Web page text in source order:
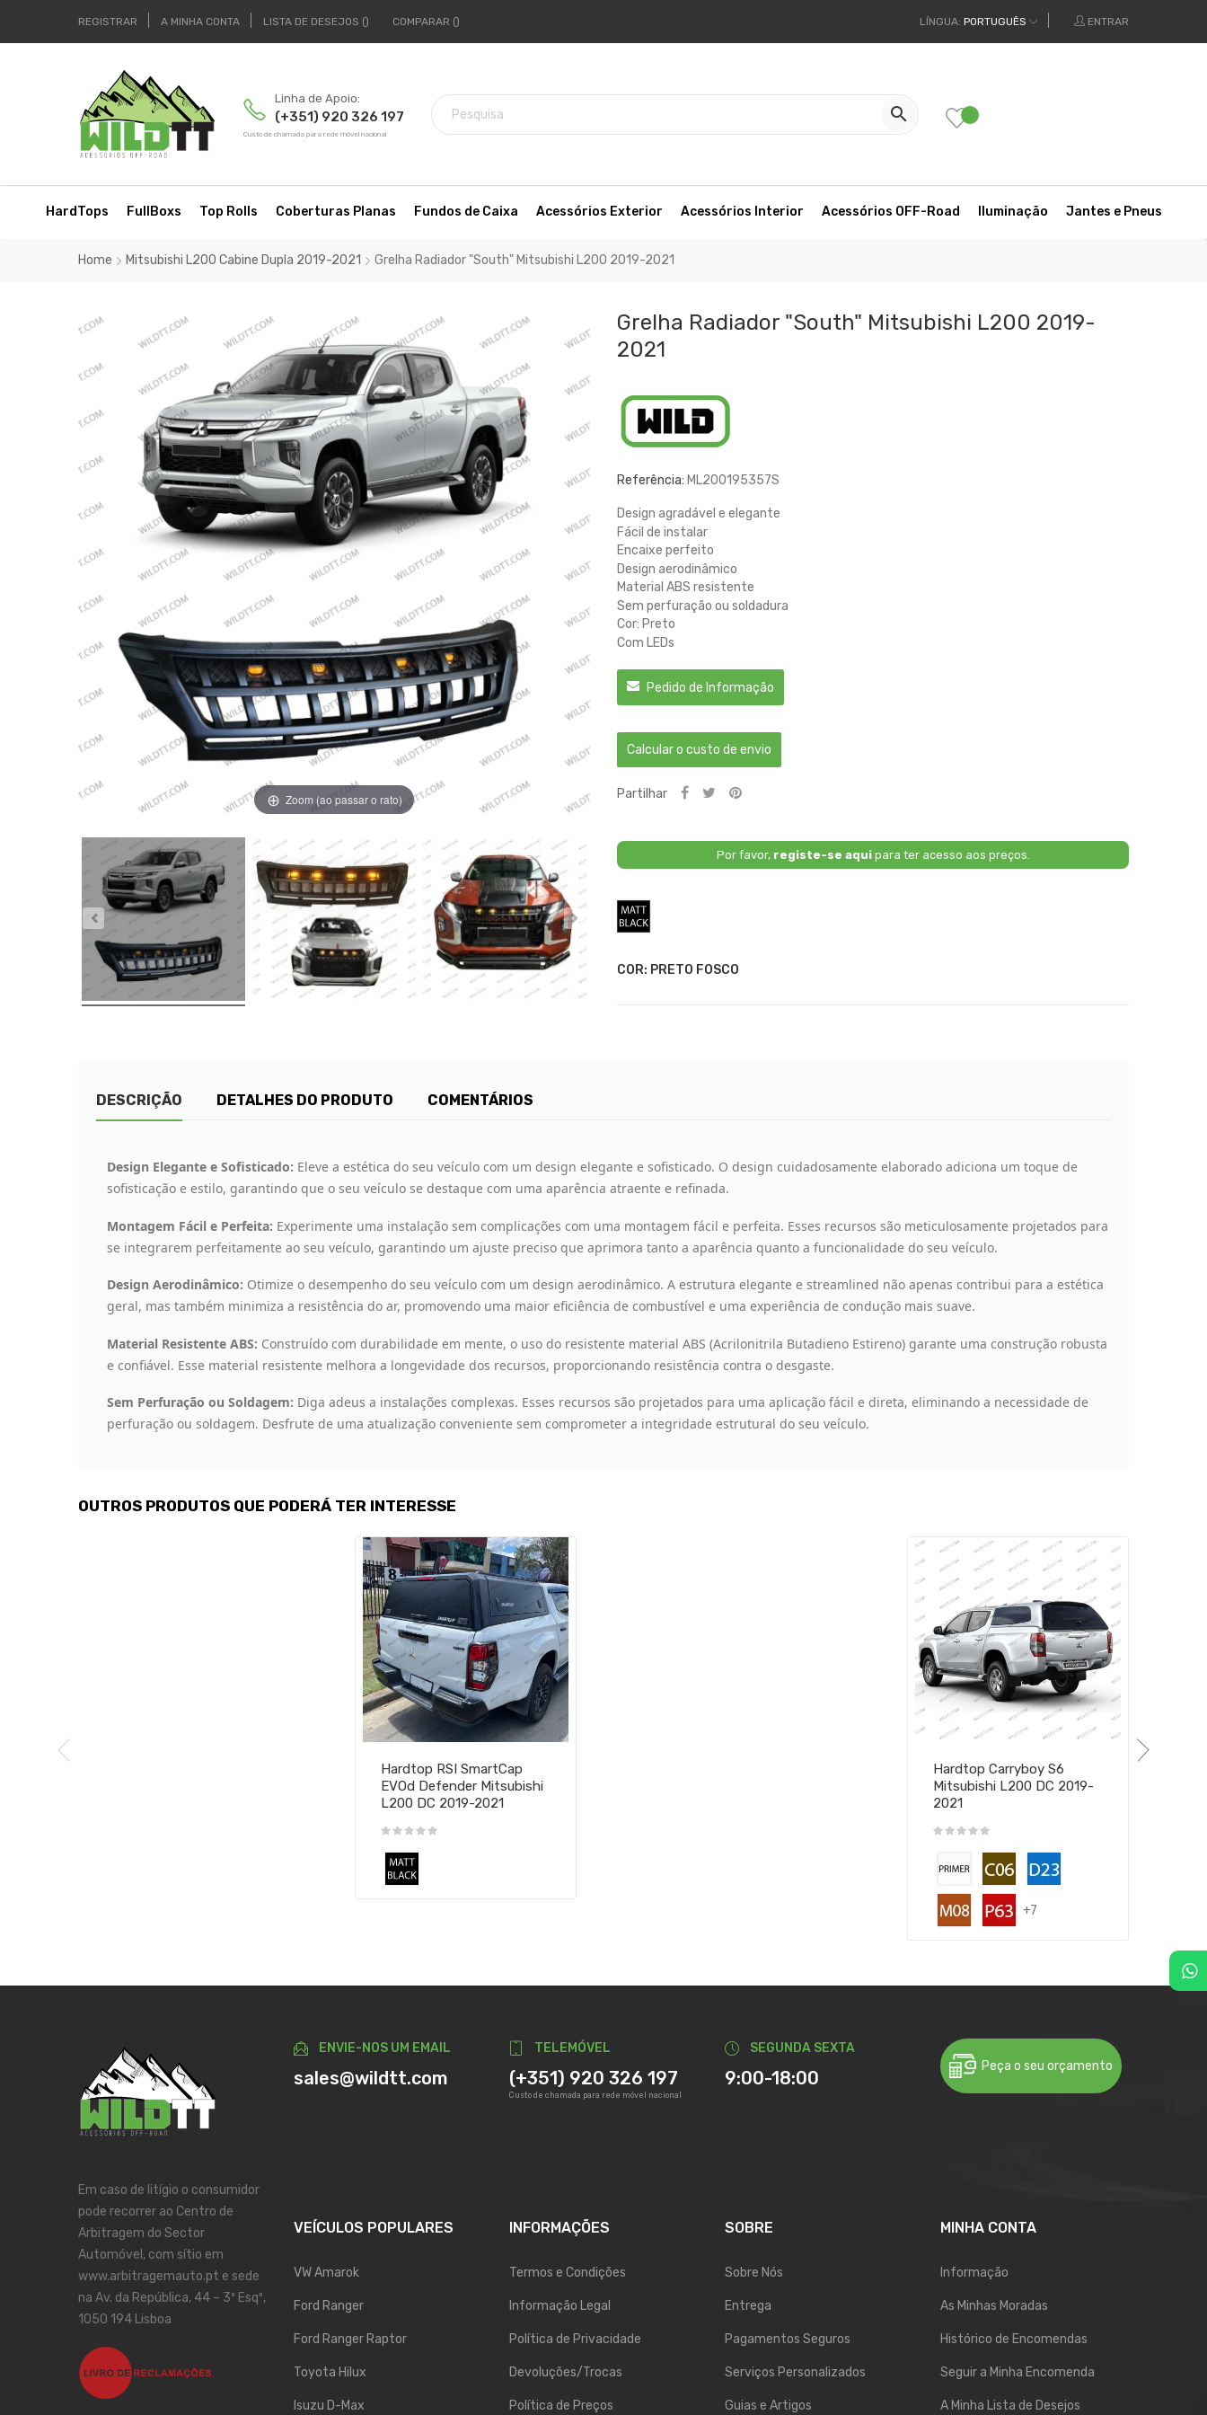
REGISTRAR A MINHA CONTA LISTA DE DESEJOS COMPARAR LÍNGUA: PORTUGUÊS ENTRAR
Linha de Apoio:
(+351) 920 326 197
Custo de chamada para rede móvel nacional

HardTops FullBoxs Top Rolls Coberturas Planas Fundos de Caixa Acessórios Exterior Acessórios Interior Acessórios OFF-Road Iluminação Jantes e Pneus
Home Mitsubishi L200 Cabine Dupla 2019-2021 Grelha Radiador "South" Mitsubishi L200 2019-2021
Zoom (ao passar o rato)
Grelha Radiador "South" Mitsubishi L200 2019-
2021
Referência: ML200195357S
Design agradável e elegante
Fácil de instalar
Encaixe perfeito
Design aerodinâmico
Material ABS resistente
Sem perfuração ou soldadura
Cor: Preto
Com LEDs
Pedido de Informação
Calcular o custo de envio
Partilhar
Por favor, registe-se aquipara ter acesso aos preços.
COR: PRETO FOSCO
DESCRIÇÃO DETALHES DO PRODUTO COMENTÁRIOS
Design Elegante e Sofisticado: Eleve a estética do seu veículo com um design elegante e sofisticado. O design cuidadosamente elaborado adiciona um toque de
sofisticação e estilo, garantindo que o seu veículo se destaque com uma aparência atraente e refinada.
Montagem Fácil e Perfeita: Experimente uma instalação sem complicações com uma montagem fácil e perfeita. Esses recursos são meticulosamente projetados para
se integrarem perfeitamente ao seu veículo, garantindo um ajuste preciso que aprimora tanto a aparência quanto a funcionalidade do seu veículo.
Design Aerodinâmico: Otimize o desempenho do seu veículo com um design aerodinâmico. A estrutura elegante e streamlined não apenas contribui para a estética
geral, mas também minimiza a resistência do ar, promovendo uma maior eficiência de combustível e uma experiência de condução mais suave.
Material Resistente ABS: Construído com durabilidade em mente, o uso do resistente material ABS (Acrilonitrila Butadieno Estireno) garante uma construção robusta
e confiável. Esse material resistente melhora a longevidade dos recursos, proporcionando resistência contra o desgaste.
Sem Perfuração ou Soldagem: Diga adeus a instalações complexas. Esses recursos são projetados para uma aplicação fácil e direta, eliminando a necessidade de
perfuração ou soldagem. Desfrute de uma atualização conveniente sem comprometer a integridade estrutural do seu veículo.
OUTROS PRODUTOS QUE PODERÁ TER INTERESSE
Hardtop RSI SmartCap
EVOd Defender Mitsubishi
L200 DC 2019-2021
Hardtop Carryboy S6
Mitsubishi L200 DC 2019-
2021
+7
ENVIE-NOS UM EMAIL
sales@wildtt.com
TELEMÓVEL
(+351) 920 326 197
Custo de chamada para rede móvel nacional
SEGUNDA SEXTA
9:00-18:00
Peça o seu orçamento
Em caso de litígio o consumidor
pode recorrer ao Centro de
Arbitragem do Sector
Automóvel, com sítio em
www.arbitragemauto.pt e sede
na Av. da República, 44 – 3º Esqº,
1050 194 Lisboa
VEÍCULOS POPULARES
VW Amarok
Ford Ranger
Ford Ranger Raptor
Toyota Hilux
Isuzu D-Max
INFORMAÇÕES
Termos e Condições
Informação Legal
Política de Privacidade
Devoluções/Trocas
Política de Preços
SOBRE
Sobre Nós
Entrega
Pagamentos Seguros
Serviços Personalizados
Guias e Artigos
MINHA CONTA
Informação
As Minhas Moradas
Histórico de Encomendas
Seguir a Minha Encomenda
A Minha Lista de Desejos